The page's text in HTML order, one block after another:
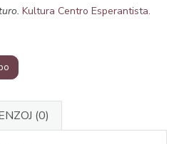
Kultura Centro Esperantista.
(0)